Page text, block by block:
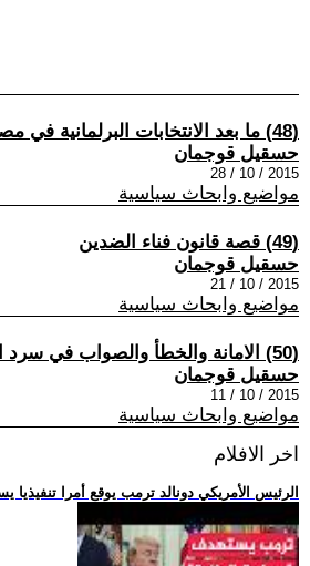
(48) ما بعد الانتخابات البرلمانية في مصر
حسقيل قوجمان
2015 / 10 / 28
مواضيع وابحاث سياسية
(49) قصة قانون فناء الضدين
حسقيل قوجمان
2015 / 10 / 21
مواضيع وابحاث سياسية
(50) الامانة والخطأ والصواب في سرد المذكرات
حسقيل قوجمان
2015 / 10 / 11
مواضيع وابحاث سياسية
اخر الافلام
.. الرئيس الأمريكي دونالد ترمب يوقع أمرا